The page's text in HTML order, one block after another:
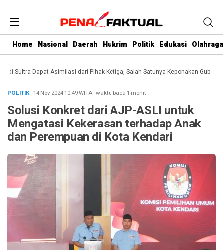
Home Nasional Daerah Hukrim Politik Edukasi Olahraga
Dapat Asimilasi dari Pihak Ketiga, Salah Satunya Keponakan Gubernur
POLITIK· 14 Nov 202410:49WITA·waktu baca 1 menit
Solusi Konkret dari AJP-ASLI untuk
Mengatasi Kekerasan terhadap Anak
dan Perempuan di Kota Kendari